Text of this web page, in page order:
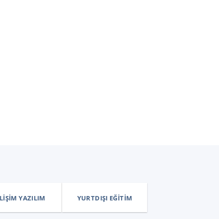
YAZILIM YURTDIŞI EĞITIM